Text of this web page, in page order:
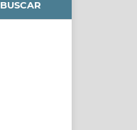
BUSCAR